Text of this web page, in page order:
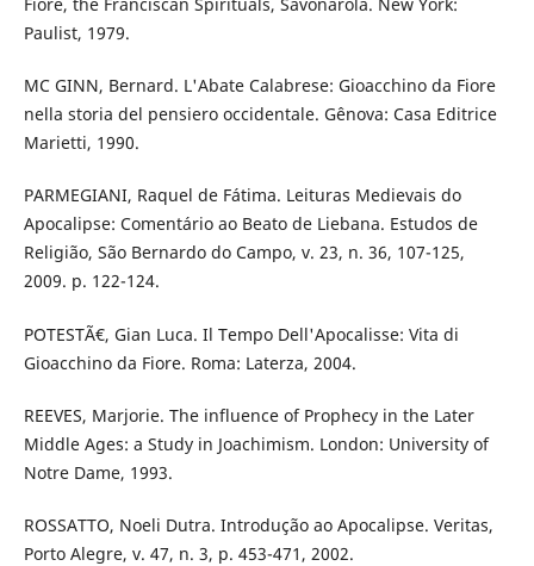
Fiore, the Franciscan Spirituals, Savonarola. New York:
Paulist, 1979.
MC GINN, Bernard. L'Abate Calabrese: Gioacchino da Fiore
nella storia del pensiero occidentale. Gênova: Casa Editrice
Marietti, 1990.
PARMEGIANI, Raquel de Fátima. Leituras Medievais do
Apocalipse: Comentário ao Beato de Liebana. Estudos de
Religião, São Bernardo do Campo, v. 23, n. 36, 107-125,
2009. p. 122-124.
POTESTÃ€, Gian Luca. Il Tempo Dell'Apocalisse: Vita di
Gioacchino da Fiore. Roma: Laterza, 2004.
REEVES, Marjorie. The influence of Prophecy in the Later
Middle Ages: a Study in Joachimism. London: University of
Notre Dame, 1993.
ROSSATTO, Noeli Dutra. Introdução ao Apocalipse. Veritas,
Porto Alegre, v. 47, n. 3, p. 453-471, 2002.